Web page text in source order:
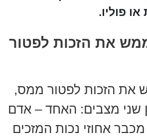
או פוליו.
את הזכות לפטור
את הזכות לפטור ממס,
שני מצבים: האחד – אדם
אחוזי נכות המזכים